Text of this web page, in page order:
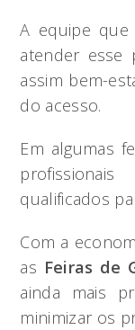
A equipe que
atender esse
assim bem-
do acesso.
Em algumas
qualificados
Com a
as Feiras de
ainda mais
minimizar os